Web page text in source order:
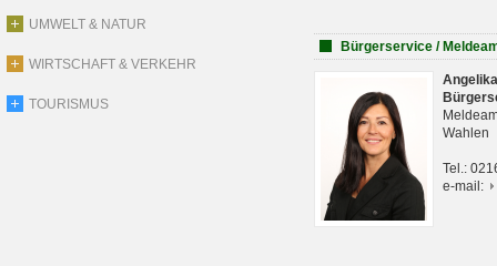
UMWELT & NATUR
WIRTSCHAFT & VERKEHR
TOURISMUS
Bürgerservice /
Wahlen
Tel.:
e-mail: